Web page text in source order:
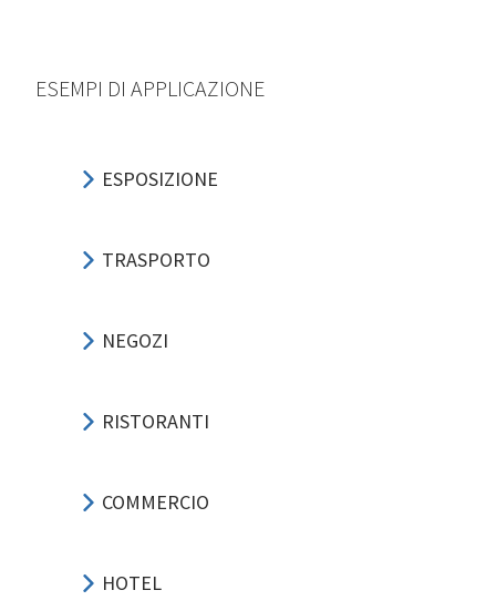
ESEMPI DI APPLICAZIONE
ESPOSIZIONE
TRASPORTO
NEGOZI
RISTORANTI
COMMERCIO
HOTEL